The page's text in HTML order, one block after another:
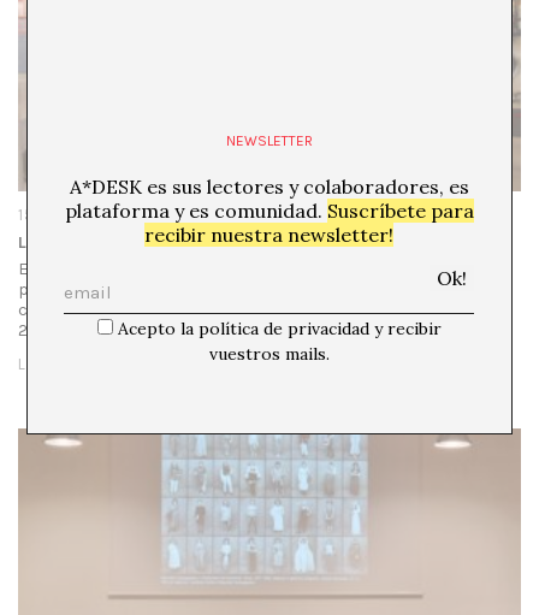
15/06/23
La destrucción creativa explicada por Enric Maurí
En uno de sus últimos libros, titulado 15M. El tiempo de las
plazas, Julia Ramírez-Blanco describe la estética precaria
como propia del activismo transnacional de los años 90 y
2000,…
LEER MÁS
NEWSLETTER
A*DESK es sus lectores y colaboradores, es
plataforma y es comunidad. Suscríbete para
recibir nuestra newsletter!
Acepto la política de privacidad y recibir
vuestros mails.